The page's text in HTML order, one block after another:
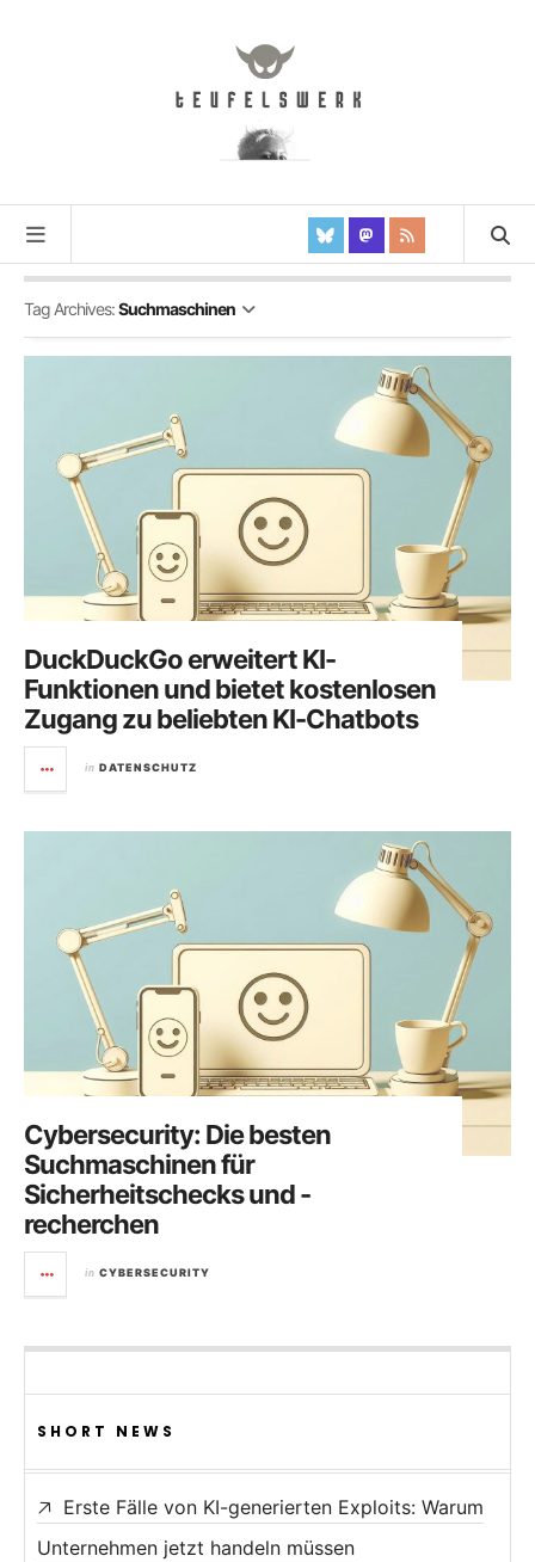
Tag Archives:Suchmaschinen
DuckDuckGo erweitert KI-
Funktionen und bietet kostenlosen
Zugang zu beliebten KI-Chatbots
in DATENSCHUTZ
Cybersecurity: Die besten
Suchmaschinen für
Sicherheitschecks und -
recherchen
in CYBERSECURITY
SHORT NEWS
Erste Fälle von KI-generierten Exploits: Warum
Unternehmen jetzt handeln müssen